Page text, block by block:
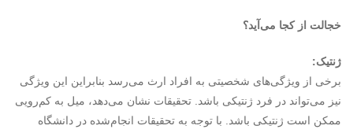
خجالت از کجا می‌آید؟
ژنتیک:
برخی از ویژگی‌های شخصیتی به افراد ارث می‌رسد بنابراین این ویژگی
نیز می‌تواند در فرد ژنتیکی باشد. تحقیقات نشان می‌دهد، میل به کم‌رویی
ممکن است ژنتیکی باشد‌. با توجه به تحقیقات انجام‌شده در دانشگاه